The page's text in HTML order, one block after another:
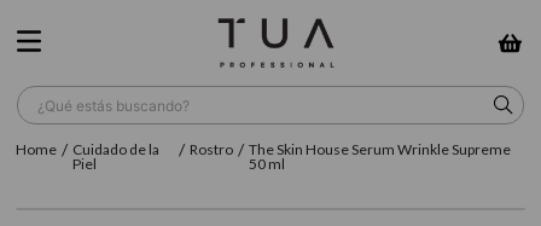
¿Qué estás buscando?
Cuidado de la
Piel
Rostro
The Skin House Serum Wrinkle Supreme
50 ml
TÉRMINOS MÁS BUSCADOS